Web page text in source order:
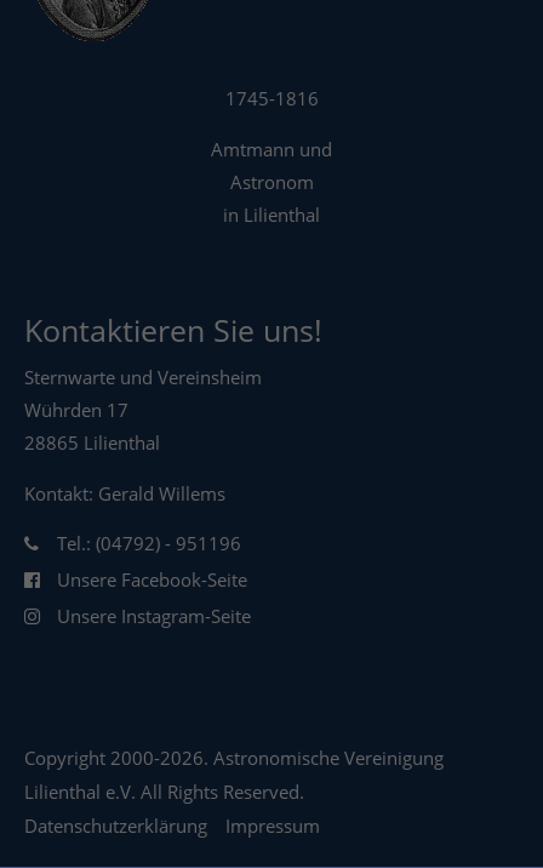
1745-1816
Amtmann und
Astronom
in Lilienthal
Kontaktieren Sie uns!
Sternwarte und Vereinsheim
Wührden 17
28865 Lilienthal
Kontakt: Gerald Willems
Tel.: (04792) - 951196
Unsere Facebook-Seite
Unsere Instagram-Seite
Copyright 2000-2026. Astronomische Vereinigung
Lilienthal e.V. All Rights Reserved.
Datenschutzerklärung
Impressum